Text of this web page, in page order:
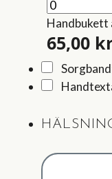
Handbukett
65,00
Sorgband